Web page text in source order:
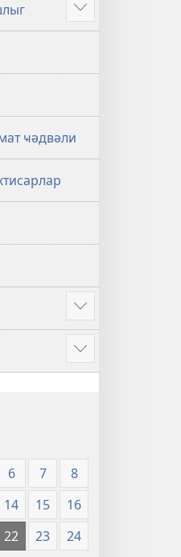
Show
more
ҹәдвәли
Show
more
Show
more
6 7
8
14 15
16
22 23
24